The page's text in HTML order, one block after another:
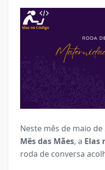
Neste mês de maio
Mês das Mães, a Elas
roda de conversa